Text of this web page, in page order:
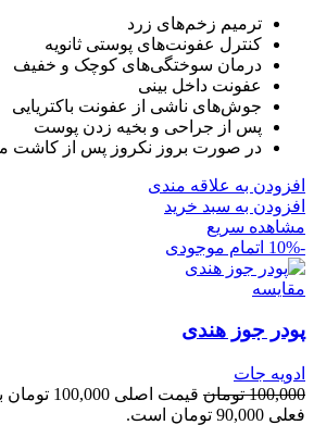
ترمیم زخم‌های زرد
کنترل عفونت‌های پوستی ثانویه
درمان سوختگی‌های کوچک و خفیف
عفونت داخل بینی
جوش‌های ناشی از عفونت باکتریایی
پس از جراحی و بخیه زدن پوست
در صورت بروز نکروز پس از کاشت
افزودن به علاقه مندی
افزودن به سبد خرید
مشاهده سریع
-10%
اتمام موجودی
مقایسه
پودر جوز هندی
ادویه جات
100,000 تومان قیمت اصلی 100,000 تومان بود.
فعلی 90,000 تومان است.